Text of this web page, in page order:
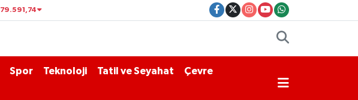
79.591,74
Spor Teknoloji Tatil ve Seyahat Çevre